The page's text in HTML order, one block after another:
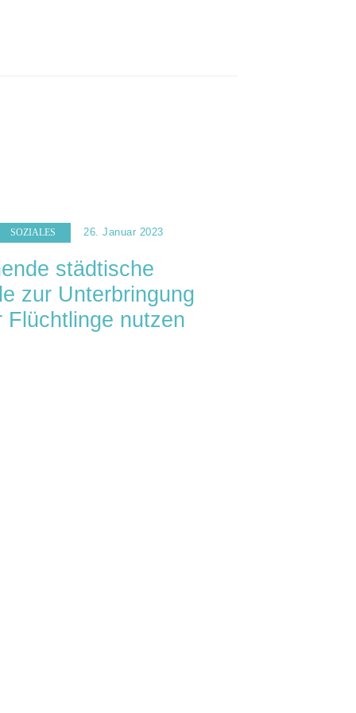
SOZIALES 26. Januar 2023
städtische
zur Unterbringung
Flüchtlinge nutzen